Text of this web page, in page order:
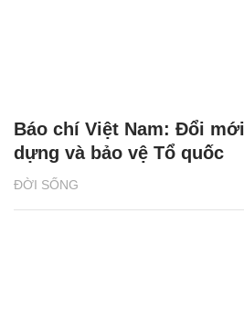
ĐỜI SỐNG
Báo chí Việt Nam: Đổi
dựng và bảo vệ Tổ quốc